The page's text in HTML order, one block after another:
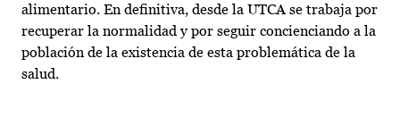
alimentario. En definitiva, desde la UTCA se trabaja por
recuperar la normalidad y por seguir concienciando a la
población de la existencia de esta problemática de la
salud.